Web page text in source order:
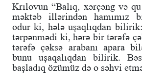
Krılovun “Balıq, xərçəng və
məktəb illərindən hamımız
odur ki, hələ uşaqlıqdan
tərpənmədi ki, hərə bir tərəfə
tərəfə çəksə arabanı apara
bunu uşaqalıqdan bilirik.
başladıq özümüz də o səhvi